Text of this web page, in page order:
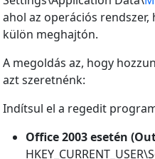
ahol az operációs
külön meghajtón.
A megoldás az, hogy
azt szeretnénk:
Indítsul el a regedit
Office 2003 esetén